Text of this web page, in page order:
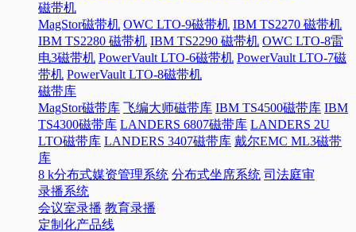
磁带机
MagStor磁带机 OWC LTO-9磁带机 IBM TS2270 磁带机
IBM TS2280 磁带机 IBM TS2290 磁带机 OWC LTO-8雷
电3磁带机 PowerVault LTO-6磁带机 PowerVault LTO-7磁
带机 PowerVault LTO-8磁带机
磁带库
MagStor磁带库 飞编大师磁带库 IBM TS4500磁带库 IBM
TS4300磁带库 LANDERS 6807磁带库 LANDERS 2U
LTO磁带库 LANDERS 3407磁带库 戴尔EMC ML3磁带
库
8 k分布式媒资管理系统 分布式坐席系统 司法庭审
录播系统
会议室录播 教育录播
定制化产品线